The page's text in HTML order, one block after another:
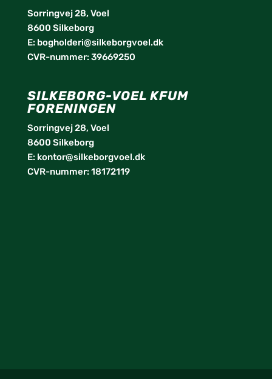
Sorringvej 28, Voel
8600 Silkeborg
E: bogholderi@silkeborgvoel.dk
CVR-nummer: 39669250
SILKEBORG-VOEL KFUM
FORENINGEN
Sorringvej 28, Voel
8600 Silkeborg
E: kontor@silkeborgvoel.dk
CVR-nummer: 18172119